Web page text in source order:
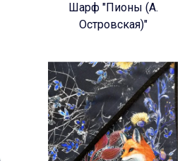
Шарф "Пионы (А.
Островская)"